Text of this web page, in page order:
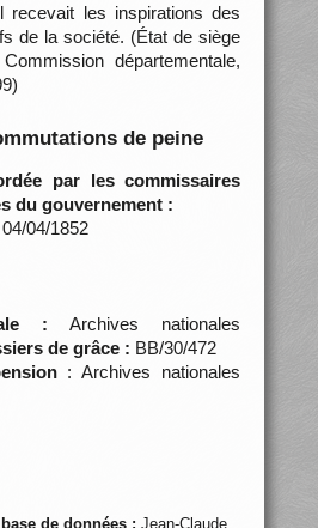
recevait les inspirations des
de la société. (État de siège
départementale,
de peine
par les commissaires
du gouvernement :
04/1852
: Archives nationales
de grâce : BB/30/472
: Archives nationales
de données : Jean-Claude